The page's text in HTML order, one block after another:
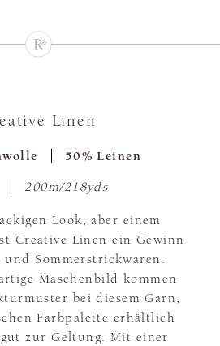
Linen
50% Leinen
200m/218yds
Look, aber einem
Creative Linen ein Gewinn
Sommerstrickwaren.
Maschenbild kommen
bei diesem Garn,
Farbpalette erhältlich
zur Geltung. Mit einer